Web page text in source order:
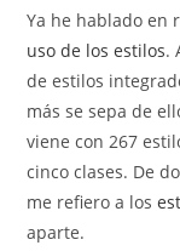
entrada:
Ya he hablado en
uso de los estilos.
de estilos
más se sepa de
viene con 267
cinco clases. De
me refiero a los
aparte.